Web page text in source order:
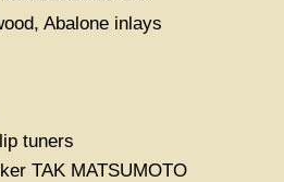
Abalone inlays
tuners
TAK MATSUMOTO